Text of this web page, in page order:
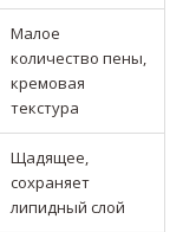
Малое
количество пены,
кремовая
текстура
Щадящее,
сохраняет
липидный слой